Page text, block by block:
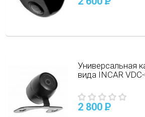
Универсальная
вида INCAR
2 800 P